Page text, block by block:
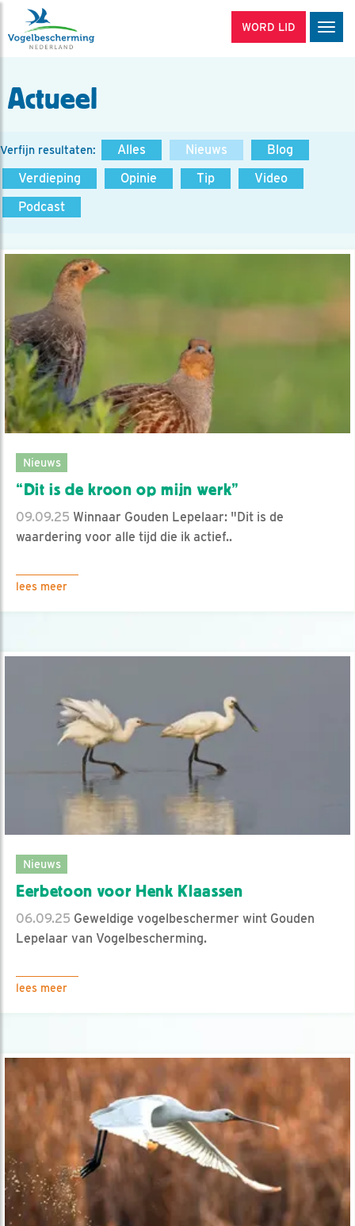
WORD LID
Actueel
Verfijn resultaten: Alles Nieuws
Blog
Verdieping
Opinie Tip
Video
Podcast
Nieuws
“Dit is de kroon op mijn werk”
09.09.25 Winnaar Gouden Lepelaar: "Dit is de
waardering voor alle tijd die ik actief..
lees meer
Nieuws
Eerbetoon voor Henk Klaassen
06.09.25 Geweldige vogelbeschermer wint Gouden
Lepelaar van Vogelbescherming.
lees meer